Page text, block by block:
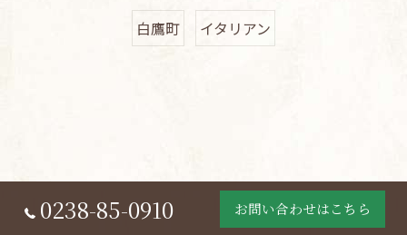
白鷹町 イタリアン
0238-85-0910 お問い合わせはこちら